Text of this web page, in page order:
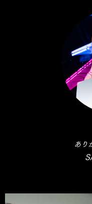
あり